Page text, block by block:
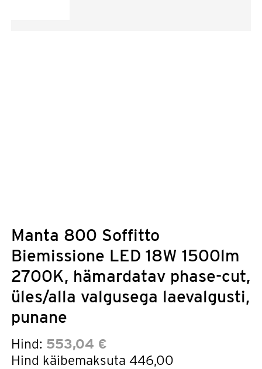
Manta 800 Soffitto
Biemissione LED 18W 1500lm
2700K, hämardatav phase-cut,
üles/alla valgusega laevalgusti,
punane
Hind: 553,04 €
Hind käibemaksuta 446,00